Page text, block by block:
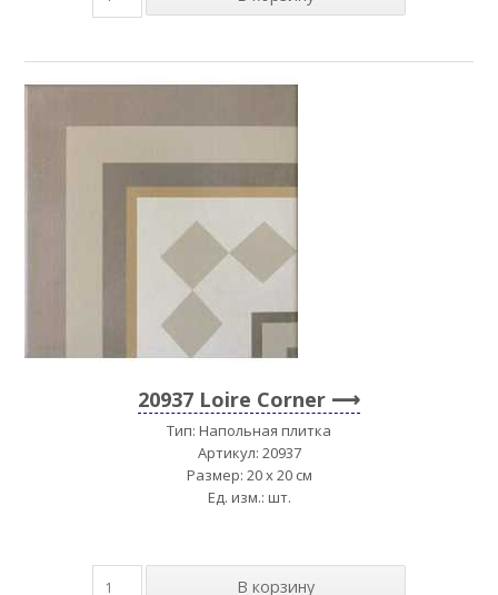
20937 Loire Corner
Тип: Напольная плитка
Артикул: 20937
Размер: 20 x 20 см
Ед. изм.: шт.